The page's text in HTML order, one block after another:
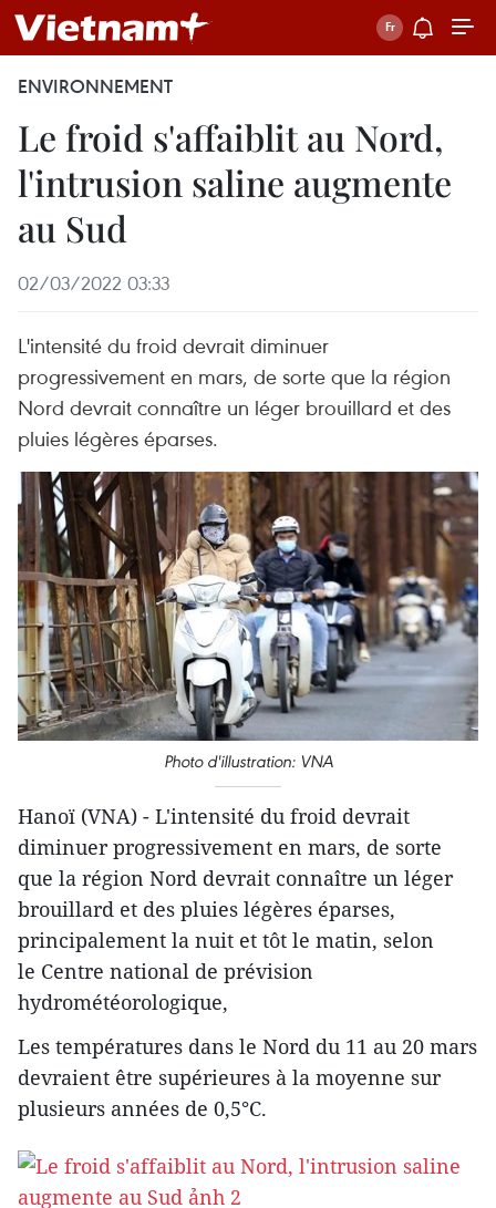
ENVIRONNEMENT
Le froid s'affaiblit au Nord,
l'intrusion saline augmente
au Sud
02/03/2022 03:33
L'intensité du froid devrait diminuer
progressivement en mars, de sorte que la région
Nord devrait connaître un léger brouillard et des
pluies légères éparses.
Photo d'illustration: VNA
Hanoï (VNA) - L'intensité du froid devrait
diminuer progressivement en mars, de sorte
que la région Nord devrait connaître un léger
brouillard et des pluies légères éparses,
principalement la nuit et tôt le matin, selon
le Centre national de prévision
hydrométéorologique,
Les températures dans le Nord du 11 au 20 mars
devraient être supérieures à la moyenne sur
plusieurs années de 0,5°C.